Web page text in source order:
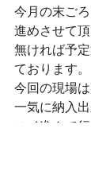
今月の末ご
進めさせて
無ければ予
ております。
今回の現場
一気に納入
スイ進んで